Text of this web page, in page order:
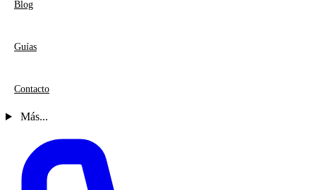
Blog
Guías
Contacto
Más...